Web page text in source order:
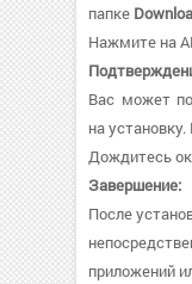
папке
Нажмите на
Вас может
на
Дождитесь
Завершение:
После
приложений